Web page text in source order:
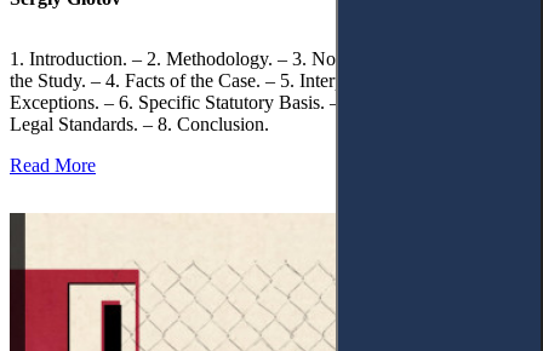
1. Introduction. – 2. Methodology. – 3. Normative Framework of
the Study. – 4. Facts of the Case. – 5. Interpretation of Statutory
Exceptions. – 6. Specific Statutory Basis. – 7. Differentiation of
Legal Standards. – 8. Conclusion.
Read More